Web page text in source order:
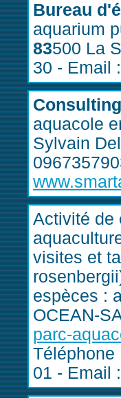
Bureau
aquarium
83500 La
30 - Email :
Consulting
aquacole
Sylvain
Activité de
visites et
espèces :
OCEAN-
parc-
Téléphone
01 - Email :